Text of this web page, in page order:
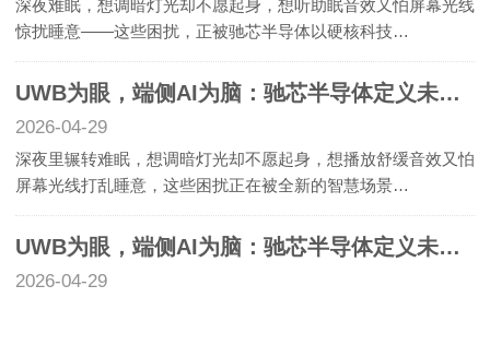
深夜难眠，想调暗灯光却不愿起身，想听助眠音效又怕屏幕光线
惊扰睡意——这些困扰，正被驰芯半导体以硬核科技…
UWB为眼，端侧AI为脑：驰芯半导体定义未来卧室
2026-04-29
深夜里辗转难眠，想调暗灯光却不愿起身，想播放舒缓音效又怕
屏幕光线打乱睡意，这些困扰正在被全新的智慧场景…
UWB为眼，端侧AI为脑：驰芯半导体定义未来卧室
2026-04-29